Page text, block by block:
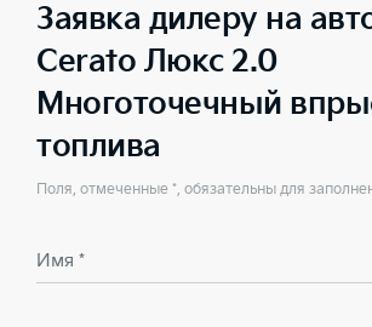
Заявка дилеру на
Cerato Люкс 2.0
Многоточечный
топлива
Поля, отмеченные *, обязательны для
Имя *